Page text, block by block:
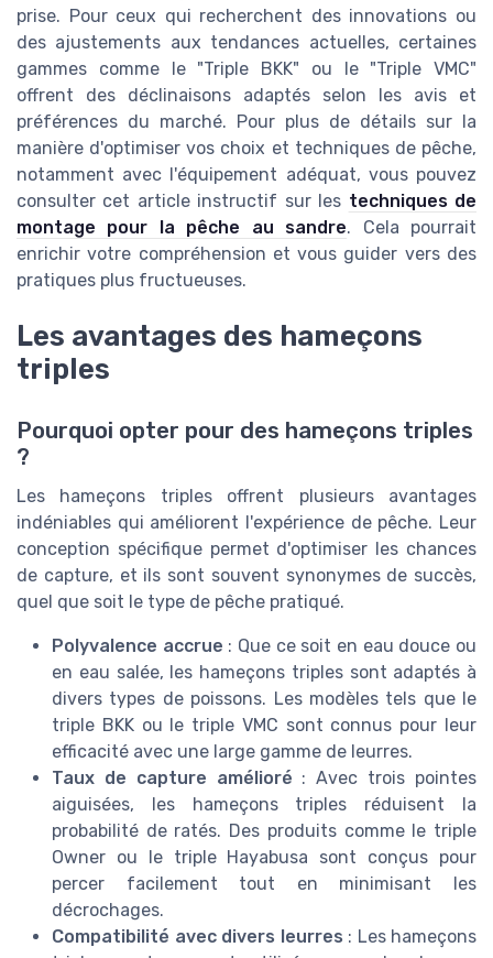
prise. Pour ceux qui recherchent des innovations ou
des ajustements aux tendances actuelles, certaines
gammes comme le "Triple BKK" ou le "Triple VMC"
offrent des déclinaisons adaptés selon les avis et
préférences du marché. Pour plus de détails sur la
manière d'optimiser vos choix et techniques de pêche,
notamment avec l'équipement adéquat, vous pouvez
consulter cet article instructif sur les techniques de
montage pour la pêche au sandre. Cela pourrait
enrichir votre compréhension et vous guider vers des
pratiques plus fructueuses.
Les avantages des hameçons
triples
Pourquoi opter pour des hameçons triples
?
Les hameçons triples offrent plusieurs avantages
indéniables qui améliorent l'expérience de pêche. Leur
conception spécifique permet d'optimiser les chances
de capture, et ils sont souvent synonymes de succès,
quel que soit le type de pêche pratiqué.
Polyvalence accrue : Que ce soit en eau douce ou
en eau salée, les hameçons triples sont adaptés à
divers types de poissons. Les modèles tels que le
triple BKK ou le triple VMC sont connus pour leur
efficacité avec une large gamme de leurres.
Taux de capture amélioré : Avec trois pointes
aiguisées, les hameçons triples réduisent la
probabilité de ratés. Des produits comme le triple
Owner ou le triple Hayabusa sont conçus pour
percer facilement tout en minimisant les
décrochages.
Compatibilité avec divers leurres : Les hameçons